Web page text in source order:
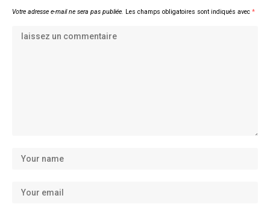
Votre adresse e-mail ne sera pas publiée. Les champs obligatoires sont indiqués avec *